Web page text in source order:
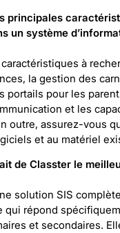
principales
un système
à
la gestion des
portails pour les
et les
outre, assurez-vous
et au matériel
de Classter le
solution SIS
qui répond
et secondaires.